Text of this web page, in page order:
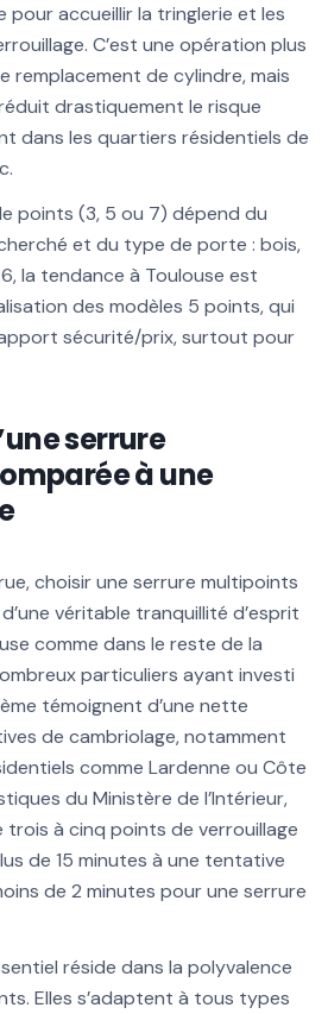
accueillir la tringlerie et les
C’est une opération plus
remplacement de cylindre, mais
drastiquement le risque
dans les quartiers résidentiels de
points (3, 5 ou 7) dépend du
et du type de porte : bois,
la tendance à Toulouse est
des modèles 5 points, qui
sécurité/prix, surtout pour
serrure
à une
choisir une serrure multipoints
véritable tranquillité d’esprit
comme dans le reste de la
particuliers ayant investi
témoignent d’une nette
de cambriolage, notamment
comme Lardenne ou Côte
du Ministère de l’Intérieur,
à cinq points de verrouillage
de 15 minutes à une tentative
de 2 minutes pour une serrure
réside dans la polyvalence
Elles s’adaptent à tous types